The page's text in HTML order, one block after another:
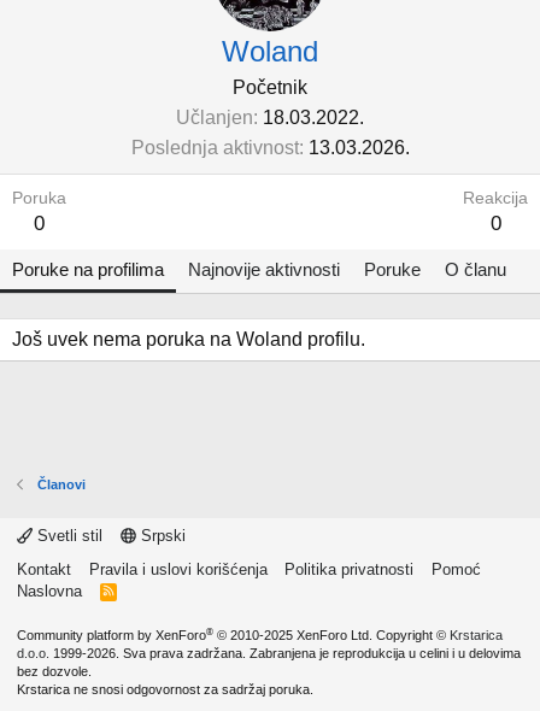
Woland
Početnik
Učlanjen 18.03.2022.
Poslednja aktivnost 13.03.2026.
Poruka
0
Reakcija
0
Poruke na profilima Najnovije aktivnosti Poruke O članu
Još uvek nema poruka na Woland profilu.
Članovi
Svetli stil
Srpski
Kontakt
Pravila i uslovi korišćenja Politika privatnosti
Pomoć
Naslovna
R
Community platform by XenForo® © 2010-2025 XenForo Ltd. Copyright © Krstarica
d.o.o. 1999-2026. Sva prava zadržana. Zabranjena je reprodukcija u celini i u delovima
bez dozvole.
Krstarica ne snosi odgovornost za sadržaj poruka.